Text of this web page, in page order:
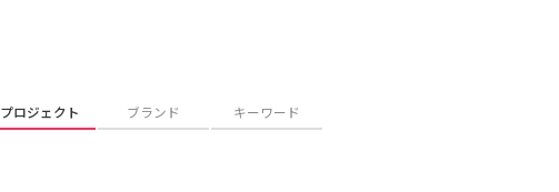
プロジェクト ブランド キーワード